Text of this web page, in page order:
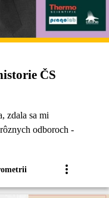
ČS
zdala sa mi
odboroch ‐